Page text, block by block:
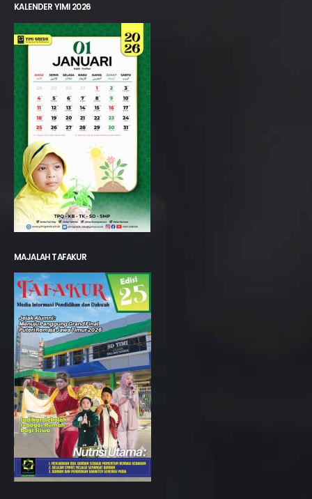
KALENDER YIMI 2026
MAJALAH TAFAKUR